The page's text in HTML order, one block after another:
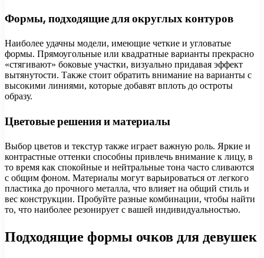
Формы, подходящие для округлых контуров
Наиболее удачны модели, имеющие четкие и угловатые
формы. Прямоугольные или квадратные варианты прекрасно
«стягивают» боковые участки, визуально придавая эффект
вытянутости. Также стоит обратить внимание на варианты с
высокими линиями, которые добавят вплоть до остроты
образу.
Цветовые решения и материалы
Выбор цветов и текстур также играет важную роль. Яркие и
контрастные оттенки способны привлечь внимание к лицу, в
то время как спокойные и нейтральные тона часто сливаются
с общим фоном. Материалы могут варьироваться от легкого
пластика до прочного металла, что влияет на общий стиль и
вес конструкции. Пробуйте разные комбинации, чтобы найти
то, что наиболее резонирует с вашей индивидуальностью.
Подходящие формы очков для девушек